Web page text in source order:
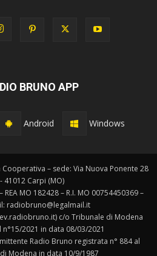
BRUNO APP
Android Windows
Cooperativa – sede: Via Nuova Ponente 28
- 41012 Carpi (MO)
MO 182428 – R.I. MO 00754450369 –
radiobruno@legalmail.it
c/o Tribunale di Modena
2021 in data 08/03/2021
Radio Bruno registrata n° 884 al
Modena in data 10/9/1987